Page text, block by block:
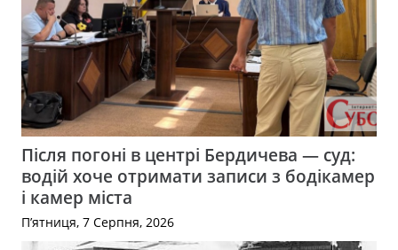
Після погоні в центрі Бердичева — суд:
водій хоче отримати записи з бодікамер
і камер міста
П’ятниця, 7 Серпня, 2026